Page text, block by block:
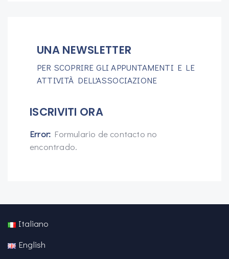
UNA NEWSLETTER
PER SCOPRIRE GLI APPUNTAMENTI E LE
ATTIVITÀ DELL'ASSOCIAZIONE
ISCRIVITI ORA
Error: Formulario de contacto no
encontrado.
Italiano
English